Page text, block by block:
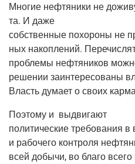
Мно­гие неф­тя­ни­ки не
та. И даже
соб­ствен­ные похо­ро­ны не
ных накоп­ле­ний.
про­бле­мы неф­тя­ни­ков
реше­нии заин­те­ре­со­ва­ны
Власть дума­ет о сво­их
Поэто­му и выдви­га­ют
поли­ти­че­ские тре­бо­ва­ния
и рабо­че­го кон­тро­ля
всей добы­чи, во бла­го